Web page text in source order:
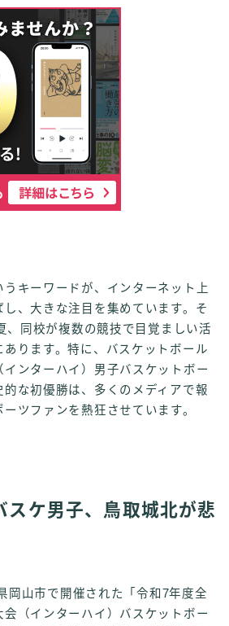
キーワードが、インターネット上
、大きな注目を集めています。そ
、同校が複数の競技で目覚ましい活
ります。特に、バスケットボール
ンターハイ）男子バスケットボー
な初優勝は、多くのメディアで報
ツファンを熱狂させています。
スケ男子、鳥取城北が悲
岡山市で開催された「令和7年度全
会（インターハイ）バスケットボー